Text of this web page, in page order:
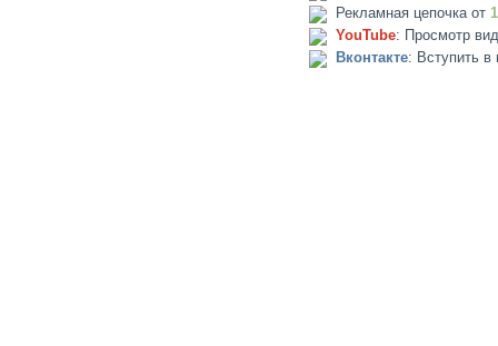
Рекламная цепочка от
YouTube: Просмотр
Вконтакте: Вступить в